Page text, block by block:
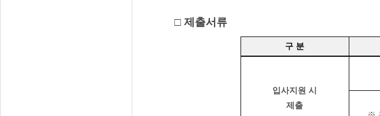
□ 제출서류
구 분
입사지원 시
제출